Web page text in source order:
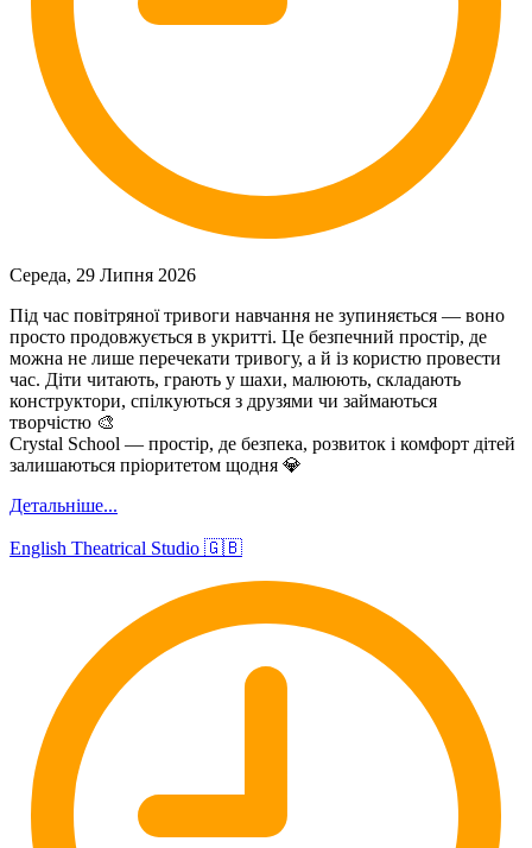
Середа, 29 Липня 2026
Під час повітряної тривоги навчання не зупиняється — воно
просто продовжується в укритті. Це безпечний простір, де
можна не лише перечекати тривогу, а й із користю провести
час. Діти читають, грають у шахи, малюють, складають
конструктори, спілкуються з друзями чи займаються
творчістю 🎨
Crystal School — простір, де безпека, розвиток і комфорт дітей
залишаються пріоритетом щодня 💎
Детальніше...
English Theatrical Studio 🇬🇧